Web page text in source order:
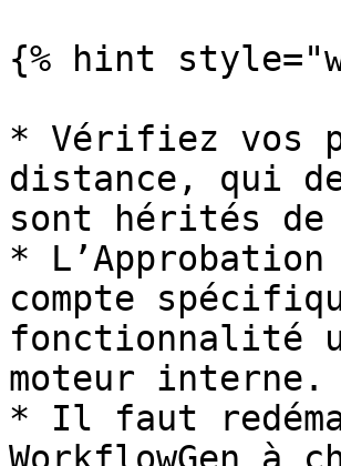
{% hint
* Vérifiez vos
distance, qui
sont hérités de
*
compte
fonctionnalité
moteur interne.
* Il faut